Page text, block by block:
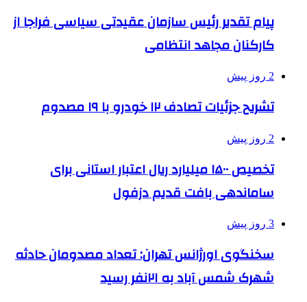
پیام تقدیر رئیس سازمان عقیدتی سیاسی فراجا از
کارکنان مجاهد انتظامی
2 روز پیش
تشریح جزئیات تصادف ۱۲ خودرو با ۱۹ مصدوم
2 روز پیش
تخصیص ۱۵۰۰ میلیارد ریال اعتبار استانی برای
ساماندهی بافت قدیم دزفول
3 روز پیش
سخنگوی اورژانس تهران: تعداد مصدومان حادثه
شهرک شمس آباد به ۲۱نفر رسید